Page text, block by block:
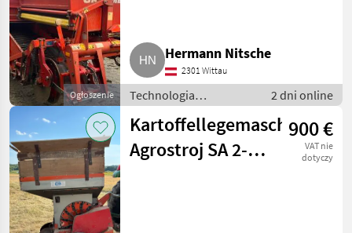
Ogłoszenie
Hermann Nitsche
2301 Wittau
Technologia
ziemniaczana / Inne
rozwiązania
technologiczne dla
ziemniaków
2 dni online
Kartoffellegemaschine
Agrostroj SA 2-
900 €
VAT nie
dotyczy